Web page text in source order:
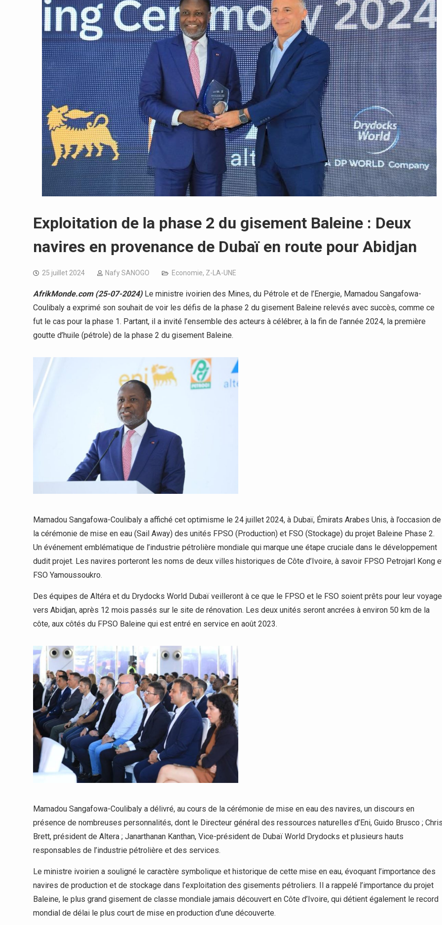
Exploitation de la phase 2 du gisement Baleine : Deux
navires en provenance de Dubaï en route pour Abidjan
25 juillet 2024 Nafy SANOGO Economie, Z-LA-UNE
AfrikMonde.com (25-07-2024)Le ministre ivoirien des Mines, du Pétrole et de l’Energie, Mamadou Sangafowa-
Coulibaly a exprimé son souhait de voir les défis de la phase 2 du gisement Baleine relevés avec succès, comme ce
fut le cas pour la phase 1. Partant, il a invité l’ensemble des acteurs à célébrer, à la fin de l’année 2024, la première
goutte d’huile (pétrole) de la phase 2 du gisement Baleine.
Mamadou Sangafowa-Coulibaly a affiché cet optimisme le 24 juillet 2024, à Dubaï, Émirats Arabes Unis, à l’occasion de
la cérémonie de mise en eau (Sail Away) des unités FPSO (Production) et FSO (Stockage) du projet Baleine Phase 2.
Un événement emblématique de l’industrie pétrolière mondiale qui marque une étape cruciale dans le développement
dudit projet. Les navires porteront les noms de deux villes historiques de Côte d’Ivoire, à savoir FPSO Petrojarl Kong
FSO Yamoussoukro.
Des équipes de Altéra et du Drydocks World Dubaï veilleront à ce que le FPSO et le FSO soient prêts pour leur voyage
vers Abidjan, après 12 mois passés sur le site de rénovation. Les deux unités seront ancrées à environ 50 km de la
côte, aux côtés du FPSO Baleine qui est entré en service en août 2023.
Mamadou Sangafowa-Coulibaly a délivré, au cours de la cérémonie de mise en eau des navires, un discours en
présence de nombreuses personnalités, dont le Directeur général des ressources naturelles d’Eni, Guido Brusco ;
Brett, président de Altera ; Janarthanan Kanthan, Vice-président de Dubaï World Drydocks et plusieurs hauts
responsables de l’industrie pétrolière et des services.
Le ministre ivoirien a souligné le caractère symbolique et historique de cette mise en eau, évoquant l’importance des
navires de production et de stockage dans l’exploitation des gisements pétroliers. Il a rappelé l’importance du projet
Baleine, le plus grand gisement de classe mondiale jamais découvert en Côte d’Ivoire, qui détient également le record
mondial de délai le plus court de mise en production d’une découverte.